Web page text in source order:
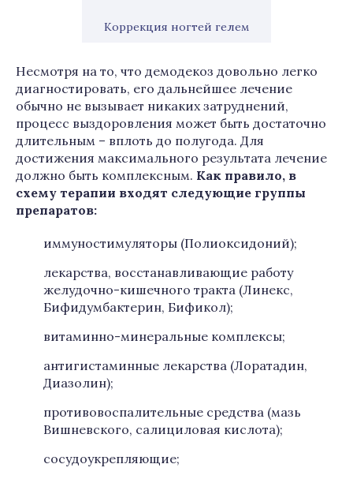
Коррекция ногтей гелем
Несмотря на то, что демодекоз довольно легко
диагностировать, его дальнейшее лечение
обычно не вызывает никаких затруднений,
процесс выздоровления может быть достаточно
длительным – вплоть до полугода. Для
достижения максимального результата лечение
должно быть комплексным. Как правило, в
схему терапии входят следующие группы
препаратов:
иммуностимуляторы (Полиоксидоний);
лекарства, восстанавливающие работу
желудочно-кишечного тракта (Линекс,
Бифидумбактерин, Бификол);
витаминно-минеральные комплексы;
антигистаминные лекарства (Лоратадин,
Диазолин);
противовоспалительные средства (мазь
Вишневского, салициловая кислота);
сосудоукрепляющие;